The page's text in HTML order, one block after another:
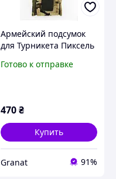
Армейский подсумок
для Турникета Пиксель
Готово к отправке
470₴
Купить
Granat 91%